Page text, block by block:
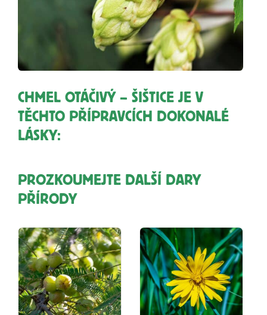
CHMEL OTÁČIVÝ – ŠIŠTICE JE V
TĚCHTO PŘÍPRAVCÍCH DOKONALÉ
LÁSKY:
PROZKOUMEJTE DALŠÍ DARY
PŘÍRODY